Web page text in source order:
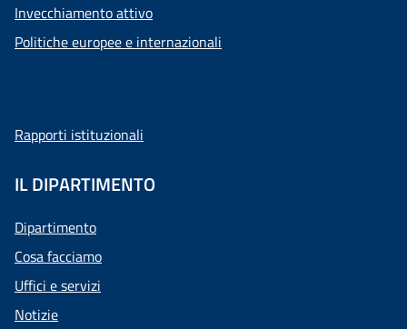
Invecchiamento attivo
Politiche europee e internazionali
Rapporti istituzionali
IL DIPARTIMENTO
Dipartimento
Cosa facciamo
Uffici e servizi
Notizie